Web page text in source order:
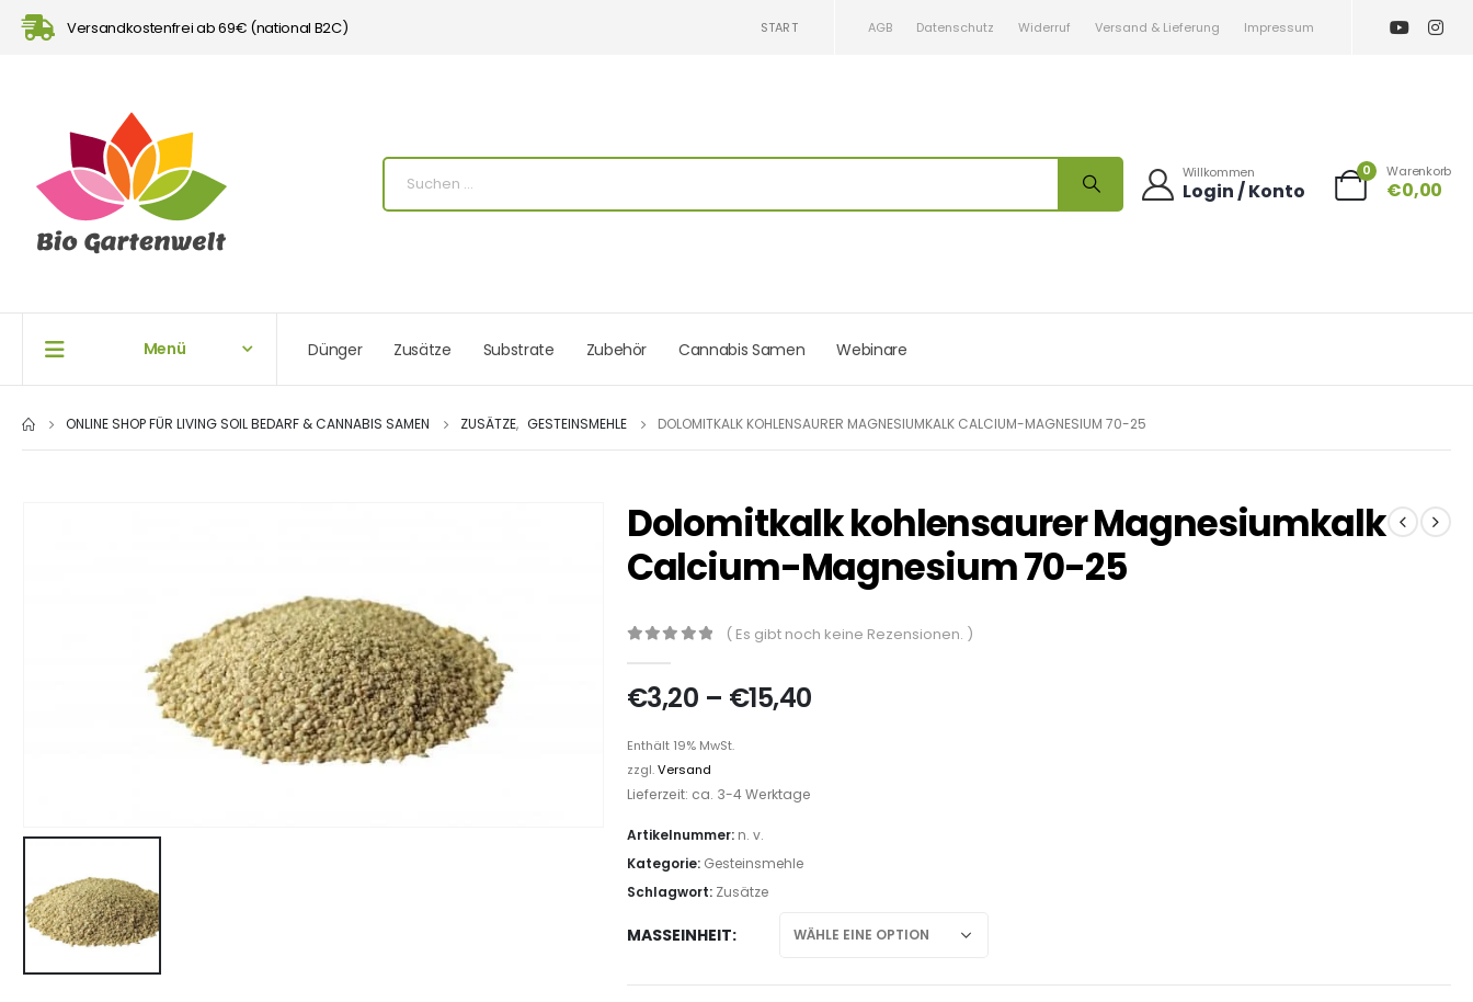
Versandkostenfrei ab 69€ (national B2C) START AGB Datenschutz Widerruf Versand & Lieferung Impressum
Willkommen
Login / Konto
0 Warenkorb
€0,00
Menü Dünger Zusätze Substrate Zubehör Cannabis Samen Webinare
ONLINE SHOP FÜR LIVING SOIL BEDARF & CANNABIS SAMEN ZUSÄTZE, GESTEINSMEHLE DOLOMITKALK KOHLENSAURER MAGNESIUMKALK CALCIUM-MAGNESIUM 70-25
Dolomitkalk kohlensaurer Magnesiumkalk
Calcium-Magnesium 70-25
( Es gibt noch keine Rezensionen. )
€3,20 – €15,40
Enthält 19% MwSt.
zzgl.Versand
Lieferzeit: ca. 3-4 Werktage
Artikelnummer: n. v.
Kategorie: Gesteinsmehle
Schlagwort: Zusätze
MASSEINHEIT